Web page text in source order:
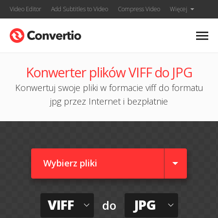
Video Editor Add Subtitles to Video Compress Video Więcej
Konwerter plików VIFF do JPG
Konwertuj swoje pliki w formacie viff do formatu
jpg przez Internet i bezpłatnie
Wybierz pliki
VIFF do JPG